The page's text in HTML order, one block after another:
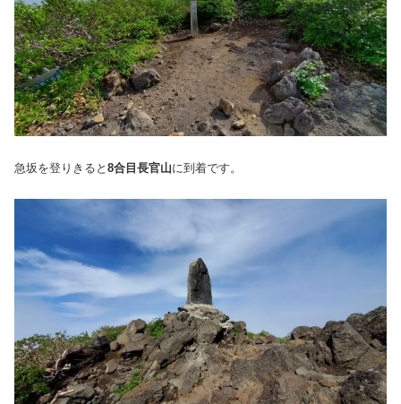
急坂を登りきると 8合目長官山に到着です。